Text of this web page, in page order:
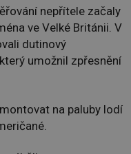
nepřítele začaly
ve Velké Británii. V
dutinový
umožnil zpřesnění
na paluby lodí